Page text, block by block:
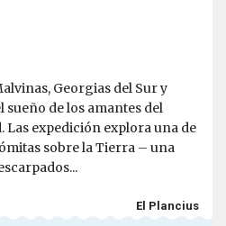
Georgias del Sur y
de los amantes del
Las expedición explora una de
sobre la Tierra – una
El Plancius